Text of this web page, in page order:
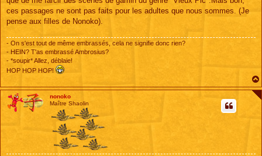
ces passages ne sont pas faits pour les adultes que nous sommes. (Je
pense aux filles de Nonoko).
- On s'est tout de même embrassés, cela ne signifie donc rien?
- HEIN? T'as embrassé Ambrosius?
- *soupir* Allez, déblaie!
HOP HOP HOP!
nonoko
Maître Shaolin